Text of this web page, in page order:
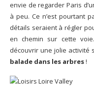
envie de regarder Paris
à peu. Ce n’est pourtant
détails seraient à régler
en chemin sur cette
découvrir une jolie
balade dans les arbres!